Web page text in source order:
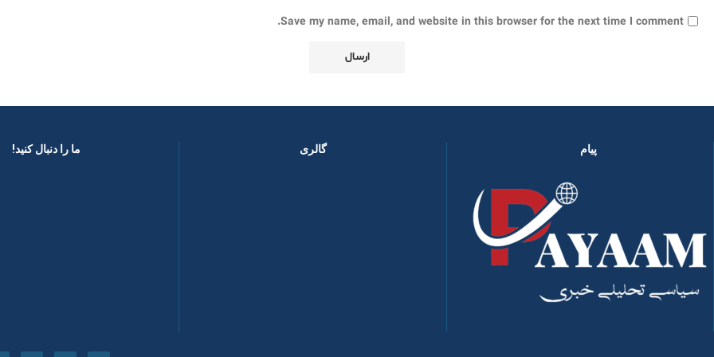
Save my name, email, and website in this browser for the next time I comment.
پیام گالری ما را دنبال کنید! ​